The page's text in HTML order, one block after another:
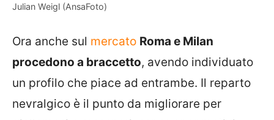
Julian Weigl (AnsaFoto)
Ora anche sul mercato Roma e Milan
procedono a braccetto, avendo individuato
un profilo che piace ad entrambe. Il reparto
nevralgico è il punto da migliorare per